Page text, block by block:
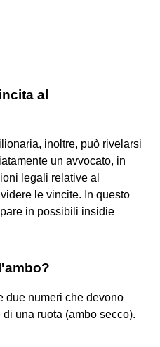
al
inoltre, può rivelarsi
un avvocato, in
legali relative al
le vincite. In questo
in possibili insidie
due numeri che devono
una ruota (ambo secco).